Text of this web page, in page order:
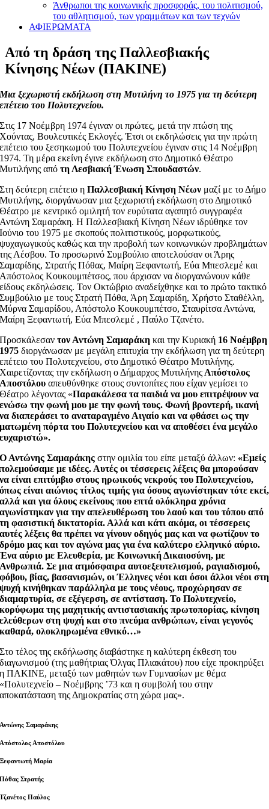
Άνθρωποι της κοινωνικής προσφοράς, του πολιτισμού,
του αθλητισμού, των γραμμάτων και των τεχνών
ΑΦΙΕΡΩΜΑΤΑ
Από τη δράση της Παλλεσβιακής
Κίνησης Νέων (ΠΑΚΙΝΕ)
Μια ξεχωριστή εκδήλωση στη Μυτιλήνη το 1975 για τη δεύτερη
επέτειο του Πολυτεχνείου.
Στις 17 Νοέμβρη 1974 έγιναν οι πρώτες, μετά την πτώση της
Χούντας, Βουλευτικές Εκλογές. Έτσι οι εκδηλώσεις για την πρώτη
επέτειο του ξεσηκωμού του Πολυτεχνείου έγιναν στις 14 Νοέμβρη
1974. Τη μέρα εκείνη έγινε εκδήλωση στο Δημοτικό Θέατρο
Μυτιλήνης απότη Λεσβιακή Ένωση Σπουδαστών.
Στη δεύτερη επέτειο ηΠαλλεσβιακή Κίνηση Νέων μαζί με το Δήμο
Μυτιλήνης, διοργάνωσαν μια ξεχωριστή εκδήλωση στο Δημοτικό
Θέατρο με κεντρικό ομιλητή τον ευρύτατα αγαπητό συγγραφέα
Αντώνη Σαμαράκη. Η Παλλεσβιακή Κίνηση Νέων ιδρύθηκε τον
Ιούνιο του 1975 με σκοπούς πολιτιστικούς, μορφωτικούς,
ψυχαγωγικούς καθώς και την προβολή των κοινωνικών προβλημάτων
της Λέσβου. Το προσωρινό Συμβούλιο αποτελούσαν οι Άρης
Σαμαρίδης, Στρατής Πόθας, Μαίρη Ξεφαντωτή, Εύα Μπεσλεμέ και
Απόστολος Κουκουμπέτσος, που άρχισαν να διοργανώνουν κάθε
είδους εκδηλώσεις. Τον Οκτώβριο αναδείχθηκε και το πρώτο τακτικό
Συμβούλιο με τους Στρατή Πόθα, Άρη Σαμαρίδη, Χρήστο Σταθέλλη,
Μύρνα Σαμαρίδου, Απόστολο Κουκουμπέτσο, Σταυρίτσα Αντώνα,
Μαίρη Ξεφαντωτή, Εύα Μπεσλεμέ , Παύλο Τζανέτο.
Προσκάλεσαντον Αντώνη Σαμαράκη και την Κυριακή 16 Νοέμβρη
1975διοργάνωσαν με μεγάλη επιτυχία την εκδήλωση για τη δεύτερη
επέτειο του Πολυτεχνείου, στο Δημοτικό Θέατρο Μυτιλήνης.
Χαιρετίζοντας την εκδήλωση ο Δήμαρχος Μυτιλήνης Απόστολος
Αποστόλου απευθύνθηκε στους συντοπίτες που είχαν γεμίσει το
Θέατρο λέγοντας «Παρακάλεσα τα παιδιά να μου επιτρέψουν να
ενώσω την φωνή μου με την φωνή τους. Φωνή βροντερή, ικανή
να διαπεράσει το αναταραγμένο Αιγαίο και να φθάσει ως την
ματωμένη πόρτα του Πολυτεχνείου και να αποθέσει ένα μεγάλο
ευχαριστώ».
Ο Αντώνης Σαμαράκηςστην ομιλία του είπε μεταξύ άλλων: «Εμείς
πολεμούσαμε με ιδέες. Αυτές οι τέσσερεις λέξεις θα μπορούσαν
να είναι επιτύμβιο στους ηρωικούς νεκρούς του Πολυτεχνείου,
όπως είναι αιώνιος τίτλος τιμής για όσους αγωνίστηκαν τότε εκεί,
αλλά και για όλους εκείνους που επτά ολόκληρα χρόνια
αγωνίστηκαν για την απελευθέρωση του λαού και του τόπου από
τη φασιστική δικτατορία. Αλλά και κάτι ακόμα, οι τέσσερεις
αυτές λέξεις θα πρέπει να γίνουν οδηγός μας και να φωτίζουν το
δρόμο μας και τον αγώνα μας για ένα καλύτερο ελληνικό αύριο.
Ένα αύριο με Ελευθερία, με Κοινωνική Δικαιοσύνη, με
Ανθρωπιά. Σε μια ατμόσφαιρα αυτοεξευτελισμού, ραγιαδισμού,
φόβου, βίας, βασανισμών, οι Έλληνες νέοι και όσοι άλλοι νέοι στη
ψυχή κινήθηκαν παράλληλα με τους νέους, προχώρησαν σε
διαμαρτυρία, σε εξέγερση, σε αντίσταση. Το Πολυτεχνείο,
κορύφωμα της μαχητικής αντιστασιακής πρωτοπορίας, κίνηση
ελεύθερων στη ψυχή και στο πνεύμα ανθρώπων, είναι γεγονός
καθαρά, ολοκληρωμένα εθνικό…»
Στο τέλος της εκδήλωσης διαβάστηκε η καλύτερη έκθεση του
διαγωνισμού (της μαθήτριας Όλγας Πλιακάτου) που είχε προκηρύξει
η ΠΑΚΙΝΕ, μεταξύ των μαθητών των Γυμνασίων με θέμα
«Πολυτεχνείο – Νοέμβρης ’73 και η συμβολή του στην
αποκατάσταση της Δημοκρατίας στη χώρα μας».
Αντώνης Σαμαράκης
Απόστολος Αποστόλου
Ξεφαντωτή Μαρία
Πόθας Στρατής
Τζανέτος Παύλος